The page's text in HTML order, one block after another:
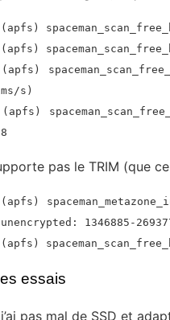
s)
pas le TRIM (que
1346885-
essais
pas mal de SSD et